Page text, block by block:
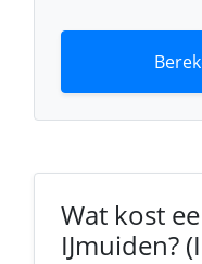
Wat kost
IJmuiden?